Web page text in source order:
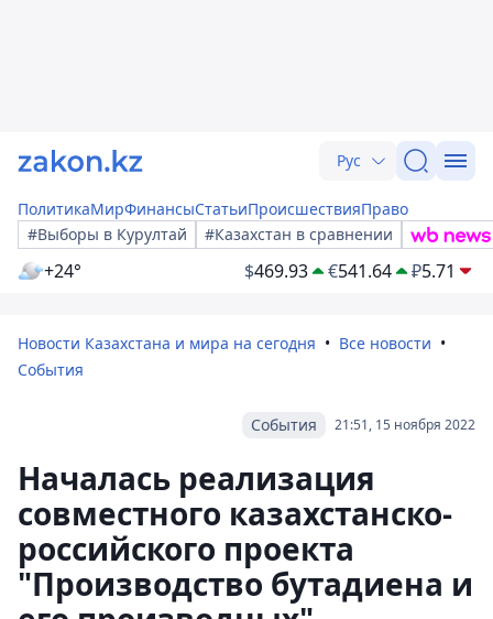
Рус
ПолитикаМирФинансыСтатьиПроисшествияПраво
#Выборы в Курултай
#Казахстан в сравнении
+24° $469.93 €541.64 ₽5.71
Новости Казахстана и мира на сегодня
Все новости
События
21:51, 15 ноября 2022
События
Началась реализация
совместного казахстанско-
российского проекта
"Производство бутадиена и